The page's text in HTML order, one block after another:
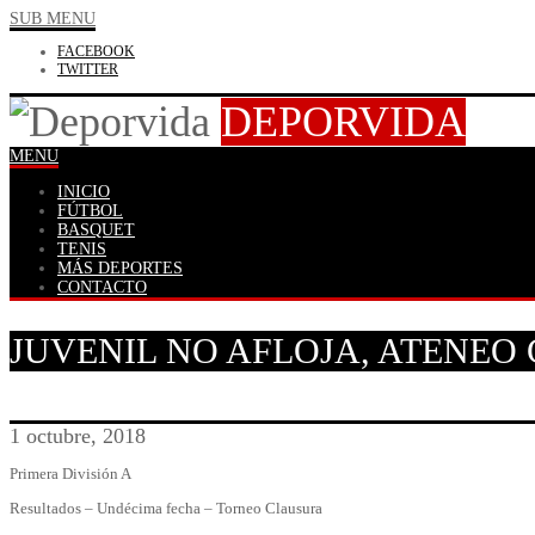
SUB MENU
FACEBOOK
TWITTER
DEPORVIDA
MENU
INICIO
FÚTBOL
BASQUET
TENIS
MÁS DEPORTES
CONTACTO
JUVENIL NO AFLOJA, ATENEO
1 octubre, 2018
Primera División A
Resultados – Undécima fecha – Torneo Clausura